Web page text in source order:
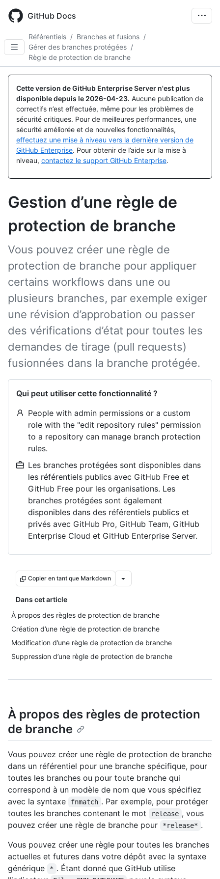
main
GitHub Docs
Référentiels / Branches et fusions /
Gérer des branches protégées /
Règle de protection de branche
Cette version de GitHub Enterprise Server n'est plus
disponible depuis le 2026-04-23. Aucune publication de
correctifs n’est effectuée, même pour les problèmes de
sécurité critiques. Pour de meilleures performances, une
sécurité améliorée et de nouvelles fonctionnalités,
effectuez une mise à niveau vers la dernière version de
GitHub Enterprise. Pour obtenir de l’aide sur la mise à
niveau, contactez le support GitHub Enterprise.
Gestion d’une règle de
protection de branche
Vous pouvez créer une règle de
protection de branche pour appliquer
certains workflows dans une ou
plusieurs branches, par exemple exiger
une révision d’approbation ou passer
des vérifications d’état pour toutes les
demandes de tirage (pull requests)
fusionnées dans la branche protégée.
Qui peut utiliser cette fonctionnalité ?
People with admin permissions or a custom
role with the "edit repository rules" permission
to a repository can manage branch protection
rules.
Les branches protégées sont disponibles dans
les référentiels publics avec GitHub Free et
GitHub Free pour les organisations. Les
branches protégées sont également
disponibles dans des référentiels publics et
privés avec GitHub Pro, GitHub Team, GitHub
Enterprise Cloud et GitHub Enterprise Server.
Copier en tant que Markdown
Dans cet article
À propos des règles de protection de branche
Création d’une règle de protection de branche
Modification d’une règle de protection de branche
Suppression d’une règle de protection de branche
À propos des règles de protection
de branche
Vous pouvez créer une règle de protection de branche
dans un référentiel pour une branche spécifique, pour
toutes les branches ou pour toute branche qui
correspond à un modèle de nom que vous spécifiez
avec la syntaxe
fnmatch . Par exemple, pour protéger
toutes les branches contenant le mot
release , vous
pouvez créer une règle de branche pour
*release* .
Vous pouvez créer une règle pour toutes les branches
actuelles et futures dans votre dépôt avec la syntaxe
générique
* . Étant donné que GitHub utilise